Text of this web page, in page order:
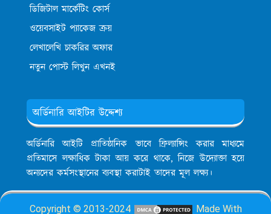
ডিজিটাল মার্কেটিং কোর্স
ওয়েবসাইট প্যাকেজ ক্রয়
লেখালেখি চাকরির অফার
নতুন পোস্ট লিখুন এখনই
অর্ডিনারি আইটির উদ্দেশ্য
অর্ডিনারি আইটি প্রাতিষ্ঠানিক ভাবে ফ্রিল্যান্সিং করার মাধ্যমে
প্রতিমাসে লক্ষাধিক টাকা আয় করে থাকে, নিজে উদ্যোক্তা হয়ে
অন্যদের কর্মসংস্থানের ব্যবস্থা করাটাই তাদের মূল লক্ষ্য।
Copyright © 2013-2024 Made With